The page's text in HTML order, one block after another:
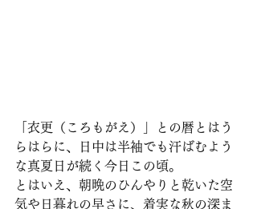
「衣更（ころもがえ）」との暦とはう
らはらに、日中は半袖でも汗ばむよう
な真夏日が続く今日この頃。
とはいえ、朝晩のひんやりと乾いた空
気や日暮れの早さに、着実な秋の深ま